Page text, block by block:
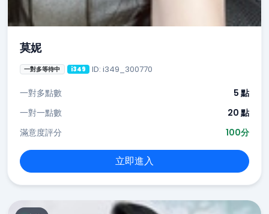
莫妮
一對多等待中 i349 ID: i349_300770
一對多點數
5 點
一對一點數
20 點
滿意度評分
100分
立即進入